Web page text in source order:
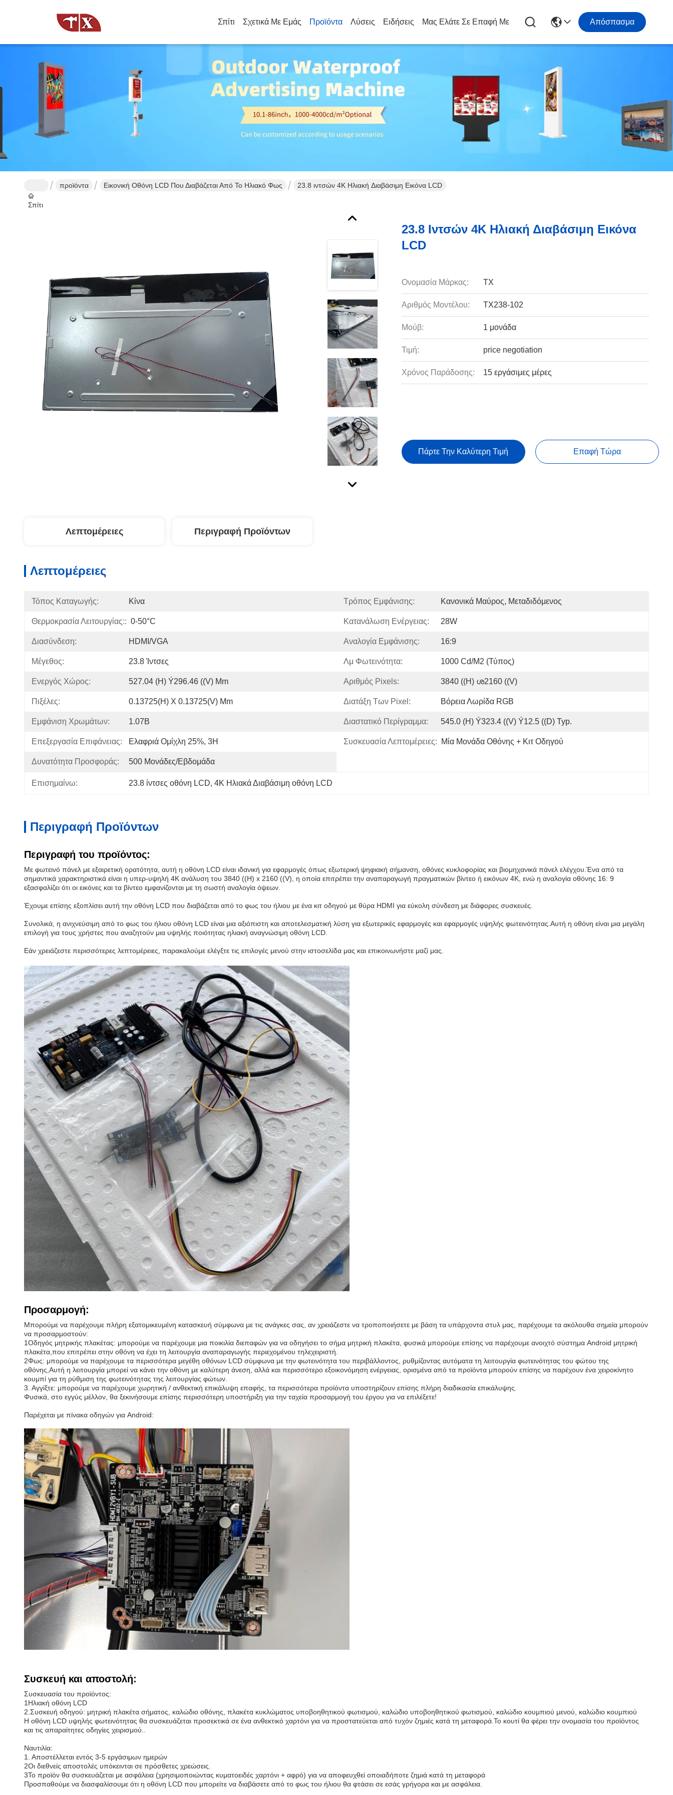
Σπίτι Σχετικά Με Εμάς Προϊόντα Λύσεις Ειδήσεις Μας Ελάτε Σε Επαφή Με Απόσπασμα
Σπίτι
προϊόντα Εικονική Οθόνη LCD Που Διαβάζεται Από Το Ηλιακό Φως 23.8 ιντσών 4K Ηλιακή Διαβάσιμη Εικόνα LCD
23.8 Ιντσών 4K Ηλιακή Διαβάσιμη Εικόνα
LCD
Ονομασία Μάρκας: TX
Αριθμός Μοντέλου: TX238-102
Μούβ: 1 μονάδα
Τιμή: price negotiation
Χρόνος Παράδοσης: 15 εργάσιμες μέρες
Πάρτε Την Καλύτερη Τιμή Επαφή Τώρα
Λεπτομέρειες Περιγραφή Προϊόντων
Λεπτομέρειες
Τόπος Καταγωγής: Κίνα Τρόπος Εμφάνισης: Κανονικά Μαύρος, Μεταδιδόμενος
Θερμοκρασία Λειτουργίας:: 0-50°C Κατανάλωση Ενέργειας: 28W
Διασύνδεση: HDMI/VGA Αναλογία Εμφάνισης: 16:9
Μέγεθος: 23.8 Ίντσες Λμ Φωτεινότητα: 1000 Cd/m2 (τύπος)
Ενεργός Χώρος: 527.04 (H) Ý296.46 ((V) Mm Αριθμός Pixels: 3840 ((H) ശ2160 ((V)
Πιξέλες: 0.13725(H) X 0.13725(V) Mm Διατάξη Των Pixel: Βόρεια Λωρίδα RGB
Εμφάνιση Χρωμάτων: 1.07B Διαστατικό Περίγραμμα: 545.0 (H) Ý323.4 ((V) Ý12.5 ((D) Typ.
Επεξεργασία Επιφάνειας: Ελαφριά Ομίχλη 25%, 3H Συσκευασία Λεπτομέρειες: Μία Μονάδα Οθόνης + Κιτ Οδηγού
Δυνατότητα Προσφοράς: 500 Μονάδες/εβδομάδα
Επισημαίνω: 23.8 ίντσες οθόνη LCD, 4K Ηλιακά Διαβάσιμη οθόνη LCD
Περιγραφή Προϊόντων
Περιγραφή του προϊόντος:
Με φωτεινό πάνελ με εξαιρετική ορατότητα, αυτή η οθόνη LCD είναι ιδανική για εφαρμογές όπως εξωτερική ψηφιακή σήμανση, οθόνες κυκλοφορίας και βιομηχανικά πάνελ ελέγχου.Ένα από τα
σημαντικά χαρακτηριστικά είναι η υπερ-υψηλή 4K ανάλυση του 3840 ((H) x 2160 ((V), η οποία επιτρέπει την αναπαραγωγή πραγματικών βίντεο ή εικόνων 4K, ενώ η αναλογία οθόνης 16: 9
εξασφαλίζει ότι οι εικόνες και τα βίντεο εμφανίζονται με τη σωστή αναλογία όψεων.
Έχουμε επίσης εξοπλίσει αυτή την οθόνη LCD που διαβάζεται από το φως του ήλιου με ένα κιτ οδηγού με θύρα HDMI για εύκολη σύνδεση με διάφορες συσκευές.
Συνολικά, η ανιχνεύσιμη από το φως του ήλιου οθόνη LCD είναι μια αξιόπιστη και αποτελεσματική λύση για εξωτερικές εφαρμογές και εφαρμογές υψηλής φωτεινότητας.Αυτή η οθόνη είναι μια μεγάλη
επιλογή για τους χρήστες που αναζητούν μια υψηλής ποιότητας ηλιακή αναγνώσιμη οθόνη LCD.
Εάν χρειάζεστε περισσότερες λεπτομέρειες, παρακαλούμε ελέγξτε τις επιλογές μενού στην ιστοσελίδα μας και επικοινωνήστε μαζί μας.
Προσαρμογή:
Μπορούμε να παρέχουμε πλήρη εξατομικευμένη κατασκευή σύμφωνα με τις ανάγκες σας, αν χρειάζεστε να τροποποιήσετε με βάση τα υπάρχοντα στυλ μας, παρέχουμε τα ακόλουθα σημεία μπορούν
να προσαρμοστούν:
1Οδηγός μητρικής πλακέτας: μπορούμε να παρέχουμε μια ποικιλία διεπαφών για να οδηγήσει το σήμα μητρική πλακέτα, φυσικά μπορούμε επίσης να παρέχουμε ανοιχτό σύστημα Android μητρική
πλακέτα,που επιτρέπει στην οθόνη να έχει τη λειτουργία αναπαραγωγής περιεχομένου τηλεχειριστή.
2Φως: μπορούμε να παρέχουμε τα περισσότερα μεγέθη οθόνων LCD σύμφωνα με την φωτεινότητα του περιβάλλοντος, ρυθμίζοντας αυτόματα τη λειτουργία φωτεινότητας του φώτου της
οθόνης,Αυτή η λειτουργία μπορεί να κάνει την οθόνη με καλύτερη άνεση, αλλά και περισσότερο εξοικονόμηση ενέργειας, ορισμένα από τα προϊόντα μπορούν επίσης να παρέχουν ένα χειροκίνητο
κουμπί για τη ρύθμιση της φωτεινότητας της λειτουργίας φώτων.
3. Αγγίξτε: μπορούμε να παρέχουμε χωρητική / ανθεκτική επικάλυψη επαφής, τα περισσότερα προϊόντα υποστηρίζουν επίσης πλήρη διαδικασία επικάλυψης.
Φυσικά, στο εγγύς μέλλον, θα ξεκινήσουμε επίσης περισσότερη υποστήριξη για την ταχεία προσαρμογή του έργου για να επιλέξετε!
Παρέχεται με πίνακα οδηγών για Android:
Συσκευή και αποστολή:
Συσκευασία του προϊόντος:
1Ηλιακή οθόνη LCD
2.Συσκευή οδηγού: μητρική πλακέτα σήματος, καλώδιο οθόνης, πλακέτα κυκλώματος υποβοηθητικού φωτισμού, καλώδιο υποβοηθητικού φωτισμού, καλώδιο κουμπιού μενού, καλώδιο κουμπιού
Η οθόνη LCD υψηλής φωτεινότητας θα συσκευάζεται προσεκτικά σε ένα ανθεκτικό χαρτόνι για να προστατεύεται από τυχόν ζημιές κατά τη μεταφορά.Το κουτί θα φέρει την ονομασία του προϊόντος
και τις απαραίτητες οδηγίες χειρισμού..
Ναυτιλία:
1. Αποστέλλεται εντός 3-5 εργάσιμων ημερών
2Οι διεθνείς αποστολές υπόκεινται σε πρόσθετες χρεώσεις.
3Το προϊόν θα συσκευάζεται με ασφάλεια (χρησιμοποιώντας κυματοειδές χαρτόνι + αφρό) για να αποφευχθεί οποιαδήποτε ζημιά κατά τη μεταφορά
Προσπαθούμε να διασφαλίσουμε ότι η οθόνη LCD που μπορείτε να διαβάσετε από το φως του ήλιου θα φτάσει σε εσάς γρήγορα και με ασφάλεια.